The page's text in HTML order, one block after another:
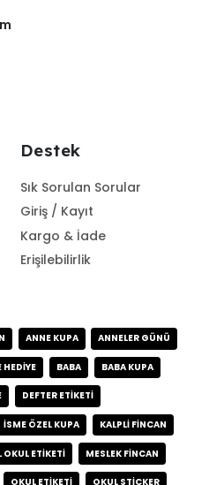
Destek
Sık Sorulan Sorular
Giriş / Kayıt
Kargo & İade
Erişilebilirlik
ANNE KUPA ANNELER GÜNÜ
HEDIYE BABA BABA KUPA
DEFTER ETIKETI
ISME ÖZEL KUPA KALPLI FINCAN
OKUL ETIKETI MESLEK FINCAN
OKUL ETIKETI OKUL STICKER